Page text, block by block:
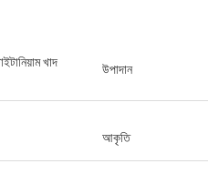
খাদ
উপাদান
আকৃতি